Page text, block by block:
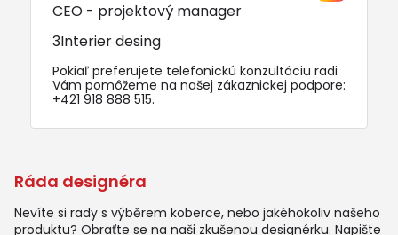
Ráda designéra
Nevíte si rady s výběrem koberce, nebo jakéhokoliv našeho
produktu? Obraťte se na naši zkušenou designérku. Napište
CEO - projektový manager
3Interier desing
Pokiaľ preferujete telefonickú konzultáciu radi
Vám pomôžeme na našej zákaznickej podpore:
+421 918 888 515.